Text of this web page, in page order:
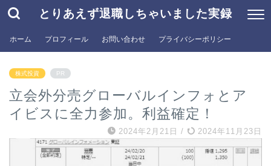
とりあえず退職しちゃいました実録
ホーム プロフィール お問い合わせ プライバシーポリシー
株式投資 PR
立会外分売グローバルインフォとア
イビスに全力参加。利益確定！
2024年2月21日 / 2024年11月23日